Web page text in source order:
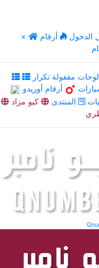
× الدخول
أرقام
لوحات مقفولة تكرار
أرقام أوريدو
المنتدى
كيو مزاد